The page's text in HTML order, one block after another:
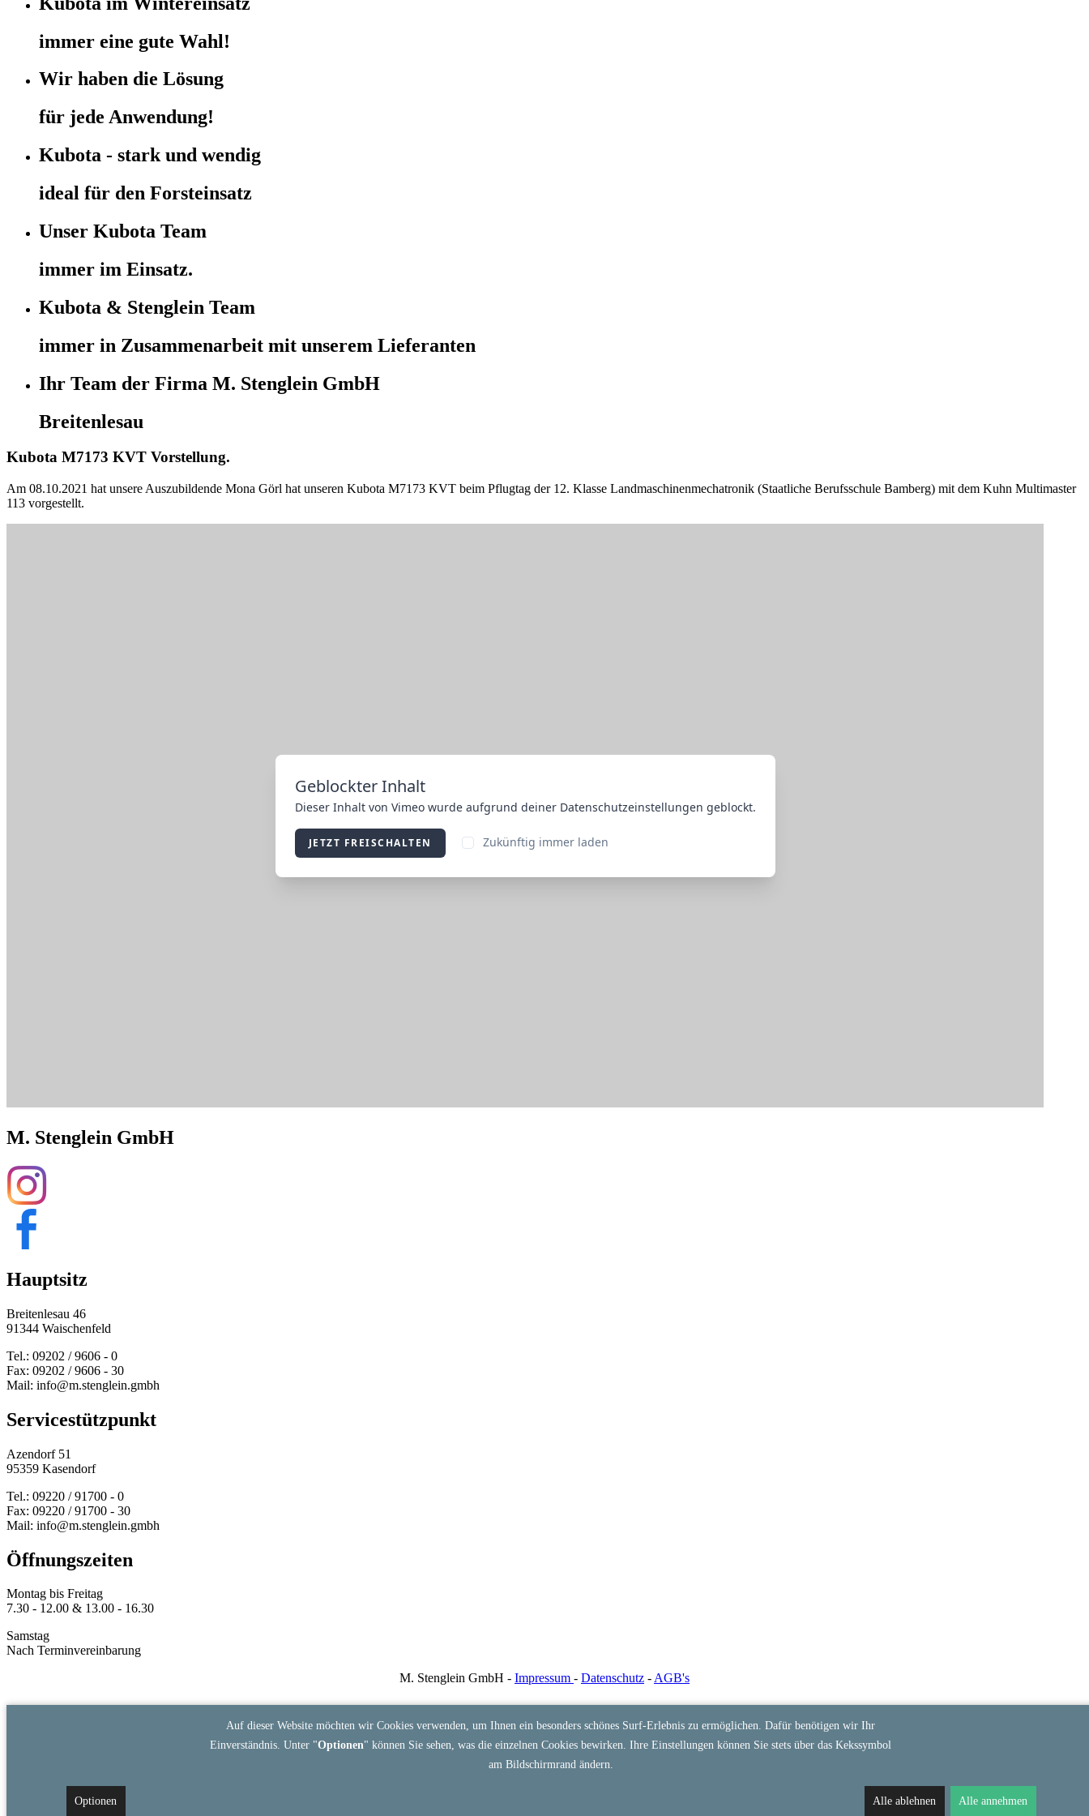
immer eine gute Wahl!
Wir haben die Lösung
für jede Anwendung!
Kubota - stark und wendig
ideal für den Forsteinsatz
Unser Kubota Team
immer im Einsatz.
Kubota & Stenglein Team
immer in Zusammenarbeit mit unserem Lieferanten
Ihr Team der Firma M. Stenglein GmbH
Breitenlesau
Kubota M7173 KVT Vorstellung.
Am 08.10.2021 hat unsere Auszubildende Mona Görl hat unseren Kubota M7173 KVT beim Pflugtag der 12. Klasse Landmaschinenmechatronik (Staatliche Berufsschule Bamberg) mit dem Kuhn Multimaster
113 vorgestellt.
M. Stenglein GmbH
Hauptsitz
Breitenlesau 46
91344 Waischenfeld
Tel.: 09202 / 9606 - 0
Fax: 09202 / 9606 - 30
Mail: info@m.stenglein.gmbh
Service­stützpunkt
Azendorf 51
95359 Kasendorf
Tel.: 09220 / 91700 - 0
Fax: 09220 / 91700 - 30
Mail: info@m.stenglein.gmbh
Öffnungszeiten
Montag bis Freitag
7.30 - 12.00 & 13.00 - 16.30
Samstag
Nach Terminvereinbarung
M. Stenglein GmbH - Impressum - Datenschutz -AGB's
Auf dieser Website möchten wir Cookies verwenden, um Ihnen ein besonders schönes Surf-Erlebnis zu ermöglichen. Dafür benötigen wir Ihr
Einverständnis. Unter "Optionen" können Sie sehen, was die einzelnen Cookies bewirken. Ihre Einstellungen können Sie stets über das Kekssymbol
am Bildschirmrand ändern.
Optionen Alle ablehnen Alle annehmen